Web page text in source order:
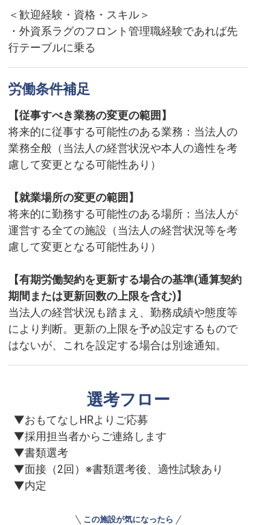
＜歓迎経験・資格・スキル＞
・外資系ラグのフロント管理職経験であれば先
行テーブルに乗る
労働条件補足
【従事すべき業務の変更の範囲】
将来的に従事する可能性のある業務：当法人の
業務全般（当法人の経営状況や本人の適性を考
慮して変更となる可能性あり）
【就業場所の変更の範囲】
将来的に勤務する可能性のある場所：当法人が
運営する全ての施設（当法人の経営状況等を考
慮して変更となる可能性あり）
【有期労働契約を更新する場合の基準(通算契約
期間または更新回数の上限を含む)】
当法人の経営状況も踏まえ、勤務成績や態度等
により判断。更新の上限を予め設定するもので
はないが、これを設定する場合は別途通知。
選考フロー
▼おもてなしHRよりご応募
▼採用担当者からご連絡します
▼書類選考
▼面接（2回）※書類選考後、適性試験あり
▼内定
この施設が気になったら